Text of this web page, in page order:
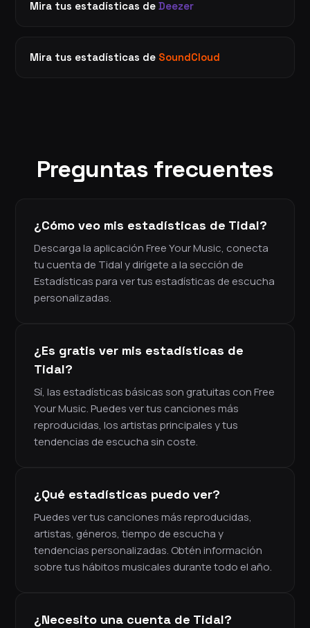
Mira tus estadísticas de Deezer
Mira tus estadísticas de SoundCloud
Preguntas frecuentes
¿Cómo veo mis estadísticas de Tidal?
Descarga la aplicación Free Your Music, conecta
tu cuenta de Tidal y dirígete a la sección de
Estadísticas para ver tus estadísticas de escucha
personalizadas.
¿Es gratis ver mis estadísticas de
Tidal?
Sí, las estadísticas básicas son gratuitas con Free
Your Music. Puedes ver tus canciones más
reproducidas, los artistas principales y tus
tendencias de escucha sin coste.
¿Qué estadísticas puedo ver?
Puedes ver tus canciones más reproducidas,
artistas, géneros, tiempo de escucha y
tendencias personalizadas. Obtén información
sobre tus hábitos musicales durante todo el año.
¿Necesito una cuenta de Tidal?